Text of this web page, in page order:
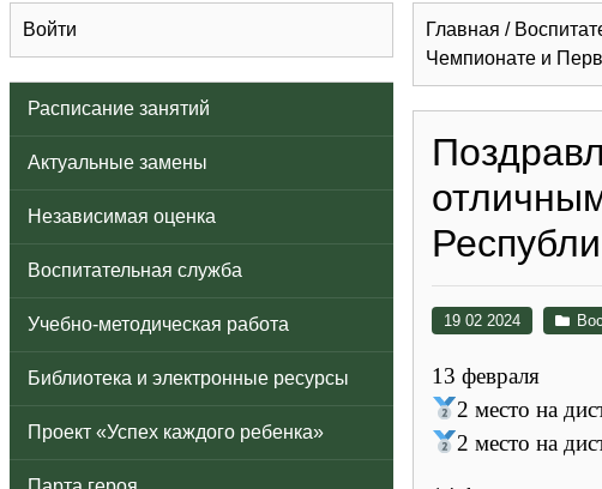
Войти
Расписание занятий
Актуальные замены
Независимая оценка
Воспитательная служба
Учебно-методическая работа
Библиотека и электронные ресурсы
Проект «Успех каждого ребенка»
Главная /
Чемпионате и
19 02 2024
13 февраля
2 место на
2 место на